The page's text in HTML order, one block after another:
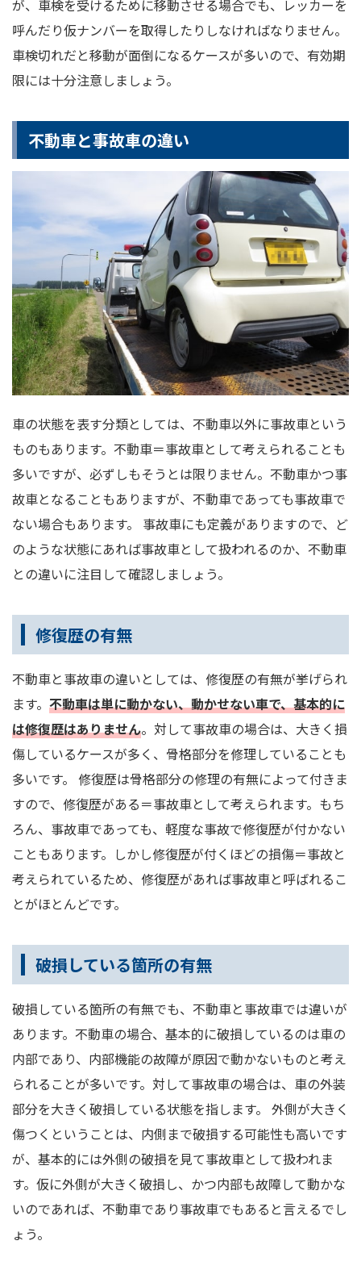
が、車検を受けるために移動させる場合でも、レッカーを
呼んだり仮ナンバーを取得したりしなければなりません。
車検切れだと移動が面倒になるケースが多いので、有効期
限には十分注意しましょう。
不動車と事故車の違い
車の状態を表す分類としては、不動車以外に事故車という
ものもあります。不動車＝事故車として考えられることも
多いですが、必ずしもそうとは限りません。不動車かつ事
故車となることもありますが、不動車であっても事故車で
ない場合もあります。 事故車にも定義がありますので、ど
のような状態にあれば事故車として扱われるのか、不動車
との違いに注目して確認しましょう。
修復歴の有無
不動車と事故車の違いとしては、修復歴の有無が挙げられ
ます。 不動車は単に動かない、動かせない車で、基本的に
は修復歴はありません。対して事故車の場合は、大きく損
傷しているケースが多く、骨格部分を修理していることも
多いです。 修復歴は骨格部分の修理の有無によって付きま
すので、修復歴がある＝事故車として考えられます。もち
ろん、事故車であっても、軽度な事故で修復歴が付かない
こともあります。しかし修復歴が付くほどの損傷＝事故と
考えられているため、修復歴があれば事故車と呼ばれるこ
とがほとんどです。
破損している箇所の有無
破損している箇所の有無でも、不動車と事故車では違いが
あります。不動車の場合、基本的に破損しているのは車の
内部であり、内部機能の故障が原因で動かないものと考え
られることが多いです。対して事故車の場合は、車の外装
部分を大きく破損している状態を指します。 外側が大きく
傷つくということは、内側まで破損する可能性も高いです
が、基本的には外側の破損を見て事故車として扱われま
す。仮に外側が大きく破損し、かつ内部も故障して動かな
いのであれば、不動車であり事故車でもあると言えるでし
ょう。